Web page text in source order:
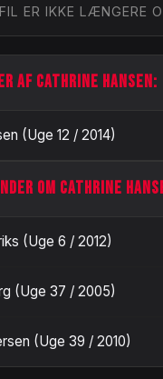
ER IKKE LÆNGERE
AF CATHRINE HANSEN:
(Uge 12 / 2014)
OM CATHRINE
(Uge 6 / 2012)
(Uge 37 / 2005)
(Uge 39 / 2010)